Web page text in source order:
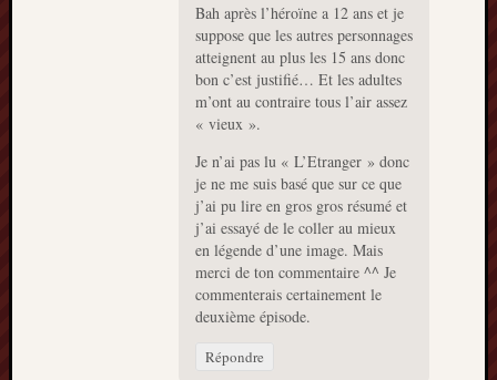
Bah après l’héroïne a 12 ans et je
suppose que les autres personnages
atteignent au plus les 15 ans donc
bon c’est justifié… Et les adultes
m’ont au contraire tous l’air assez
« vieux ».
Je n’ai pas lu « L’Etranger » donc
je ne me suis basé que sur ce que
j’ai pu lire en gros gros résumé et
j’ai essayé de le coller au mieux
en légende d’une image. Mais
merci de ton commentaire ^^ Je
commenterais certainement le
deuxième épisode.
Répondre